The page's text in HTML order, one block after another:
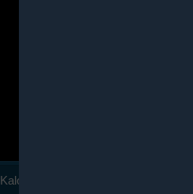
Kalóriaszámlálás